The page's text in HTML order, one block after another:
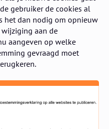
gebruiker de cookies al
het dan nodig om opnieuw
aan de
aangeven op welke
gevraagd moet